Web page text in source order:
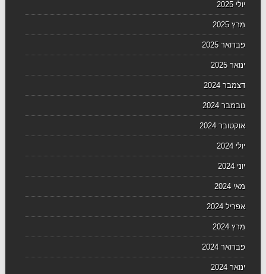
יולי 2025
מרץ 2025
פברואר 2025
ינואר 2025
דצמבר 2024
נובמבר 2024
אוקטובר 2024
יולי 2024
יוני 2024
מאי 2024
אפריל 2024
מרץ 2024
פברואר 2024
ינואר 2024